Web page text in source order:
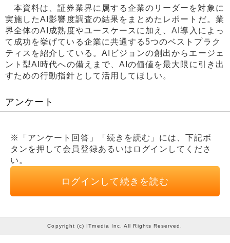
本資料は、証券業界に属する企業のリーダーを対象に
実施したAI影響度調査の結果をまとめたレポートだ。業
界全体のAI成熟度やユースケースに加え、AI導入によっ
て成功を挙げている企業に共通する5つのベストプラク
ティスを紹介している。AIビジョンの創出からエージェ
ント型AI時代への備えまで、AIの価値を最大限に引き出
すための行動指針として活用してほしい。
アンケート
※「アンケート回答」「続きを読む」には、下記ボ
タンを押して会員登録あるいはログインしてくださ
い。
ログインして続きを読む
Copyright (c) ITmedia Inc. All Rights Reserved.